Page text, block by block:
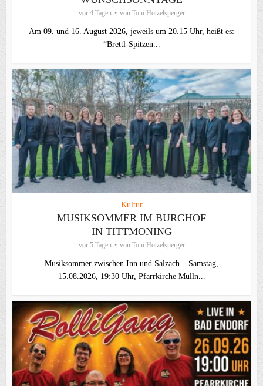
vor 4 Tagen von Toni Hötzelsperger
Am 09. und 16. August 2026, jeweils um 20.15 Uhr, heißt es:
“Brettl-Spitzen...
Kultur
MUSIKSOMMER IM BURGHOF
IN TITTMONING
vor 5 Tagen von Toni Hötzelsperger
Musiksommer zwischen Inn und Salzach – Samstag,
15.08.2026, 19:30 Uhr, Pfarrkirche Mülln...